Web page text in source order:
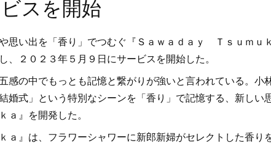
スを開始
思い出を「香り」でつむぐ『Ｓａｗａｄａｙ Ｔｓｕｍ
、２０２３年５月９日にサービスを開始した。
感の中でもっとも記憶と繋がりが強いと言われている。小
婚式」という特別なシーンを「香り」で記憶する、新しい
』を開発した。
ａ』は、フラワーシャワーに新郎新婦がセレクトした香り